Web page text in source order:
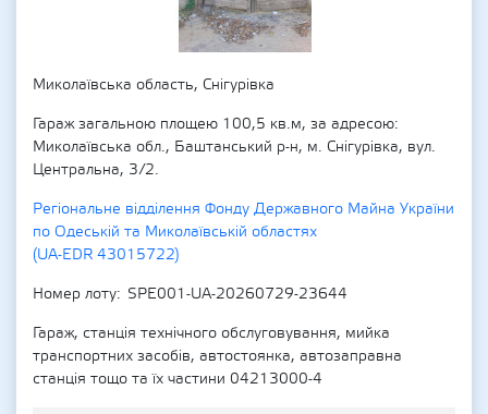
Миколаївська область, Снігурівка
Гараж загальною площею 100,5 кв.м, за адресою:
Миколаївська обл., Баштанський р-н, м. Снігурівка, вул.
Центральна, 3/2.
Регіональне відділення Фонду Державного Майна України
по Одеській та Миколаївській областях
(UA-EDR 43015722)
Номер лоту
SPE001-UA-20260729-23644
Гараж, станція технічного обслуговування, мийка
транспортних засобів, автостоянка, автозаправна
станція тощо та їх частини 04213000-4